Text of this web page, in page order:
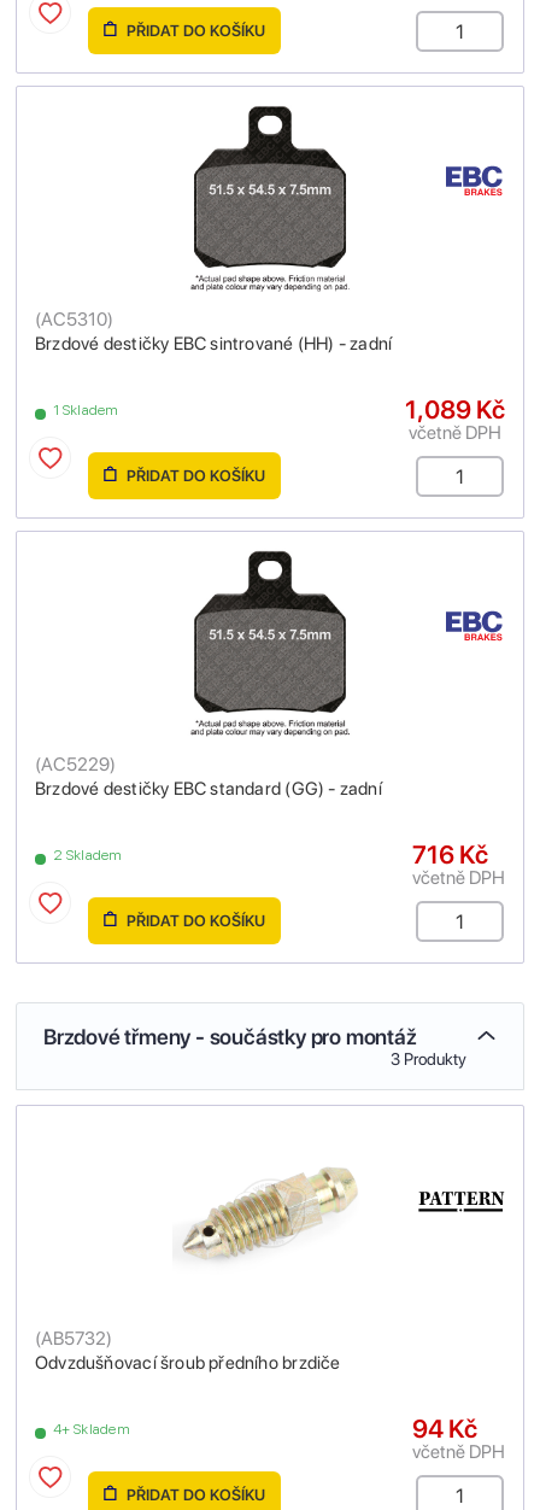
PŘIDAT DO KOŠÍKU
Brzdové destičky EBC sintrované (HH) - zadní
(AC5310)
1 Skladem 1,089 Kč
včetně DPH
PŘIDAT DO KOŠÍKU
Brzdové destičky EBC standard (GG) - zadní
(AC5229)
2 Skladem 716 Kč
včetně DPH
PŘIDAT DO KOŠÍKU
Brzdové třmeny - součástky pro montáž
3 Produkty
Odvzdušňovací šroub předního brzdiče
(AB5732)
4+ Skladem 94 Kč
včetně DPH
PŘIDAT DO KOŠÍKU